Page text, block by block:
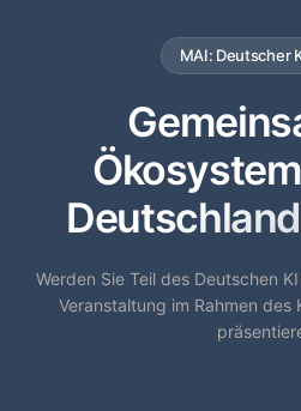
MAI: Deutscher
Werden Sie Teil des Deutschen
Veranstaltung im Rahmen des